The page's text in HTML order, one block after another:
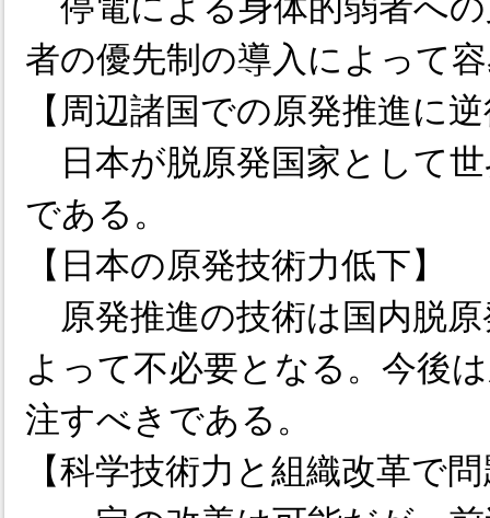
者の優先制の導入によって
【周辺諸国での原発推進に
日本が脱原発国家として
である。
【日本の原発技術力低下】
原発推進の技術は国内脱
よって不必要となる。今後
注すべきである。
【科学技術力と組織改革で